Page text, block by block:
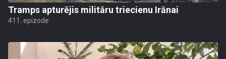
Tramps apturējis militāru triecienu Irānai
411. epizode